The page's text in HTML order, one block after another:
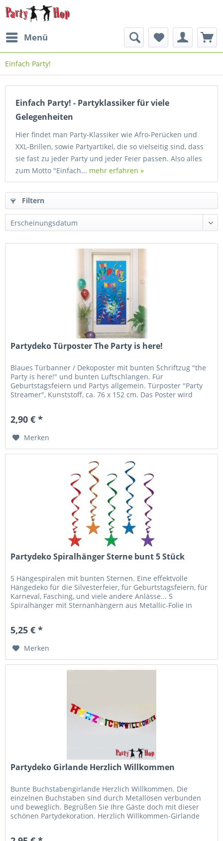
Menü
Einfach Party!
Einfach Party! - Partyklassiker für viele
Gelegenheiten
Hier findet man Party-Klassiker wie Afro-Perücken und
XXL-Brillen, sowie Partyartikel, die so vielseitig sind, dass
sie fast zu jeder Party und jeder Feier passen. Also alles
zum Motto "Einfach... mehr erfahren »
Filtern
Partydeko Türposter The Party is here!
Blaues Türbanner / Dekoposter mit bunten Schriftzug "the
Party is here!" und bunten Luftschlangen. Für
Geburtstagsfeiern und Partys allgemein. Türposter "Party
Streamer", Kunststoff, ca. 76 x 152 cm. Das Poster wird
2,90 € *
Merken
Partydeko Spiralhänger Sterne bunt 5 Stück
5 Hängespiralen mit bunten Sternen. Eine effektvolle
Hängedeko für die Silvesterfeier, für Geburtstagsfeiern, für
Karneval, Fasching, und viele andere Anlässe... 5
Spiralhänger mit Sternanhängern aus Metallic-Folie in
5,25 € *
Merken
Partydeko Girlande Herzlich Willkommen
Bunte Buchstabengirlande Herzlich Willkommen. Die
einzelnen Buchstaben sind durch Metallösen verbunden
und beweglich. Begrüßen Sie Ihre Gäste doch mit dieser
schönen Partydekoration. Herzlich Willkommen-Girlande